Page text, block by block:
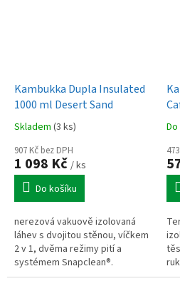
Kambukka Dupla Insulated
1000 ml Desert Sand
Skladem (3 ks)
907 Kč bez DPH
1 098 Kč / ks
Do košíku
nerezová vakuově izolovaná
láhev s dvojitou stěnou, víčkem
2 v 1, dvěma režimy pití a
systémem Snapclean®.
Kompatibilní s víčky Kambukka,